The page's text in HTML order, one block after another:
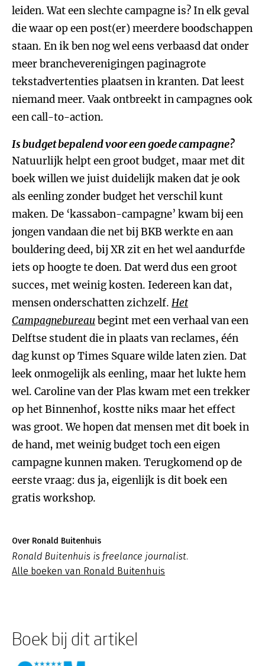
leiden. Wat een slechte campagne is? In elk geval
die waar op een post(er) meerdere boodschappen
staan. En ik ben nog wel eens verbaasd dat onder
meer brancheverenigingen paginagrote
tekstadvertenties plaatsen in kranten. Dat leest
niemand meer. Vaak ontbreekt in campagnes ook
een call-to-action.
Is budget bepalend voor een goede campagne?
Natuurlijk helpt een groot budget, maar met dit
boek willen we juist duidelijk maken dat je ook
als eenling zonder budget het verschil kunt
maken. De ‘kassabon-campagne’ kwam bij een
jongen vandaan die net bij BKB werkte en aan
bouldering deed, bij XR zit en het wel aandurfde
iets op hoogte te doen. Dat werd dus een groot
succes, met weinig kosten. Iedereen kan dat,
mensen onderschatten zichzelf. Het
Campagnebureau begint met een verhaal van een
Delftse student die in plaats van reclames, één
dag kunst op Times Square wilde laten zien. Dat
leek onmogelijk als eenling, maar het lukte hem
wel. Caroline van der Plas kwam met een trekker
op het Binnenhof, kostte niks maar het effect
was groot. We hopen dat mensen met dit boek in
de hand, met weinig budget toch een eigen
campagne kunnen maken. Terugkomend op de
eerste vraag: dus ja, eigenlijk is dit boek een
gratis workshop.
Over Ronald Buitenhuis
Ronald Buitenhuis is freelance journalist.
Alle boeken van Ronald Buitenhuis
Boek bij dit artikel